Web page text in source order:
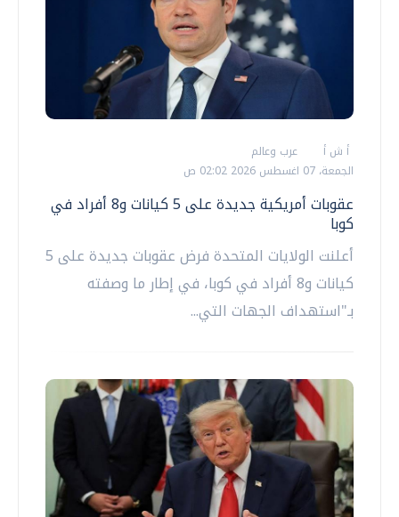
أ ش أ
عرب وعالم
الجمعة، 07 اغسطس 2026 02:02 ص
عقوبات أمريكية جديدة على 5 كيانات و8 أفراد في
كوبا
أعلنت الولايات المتحدة فرض عقوبات جديدة على 5
كيانات و8 أفراد في كوبا، في إطار ما وصفته
بـ"استهداف الجهات التي...